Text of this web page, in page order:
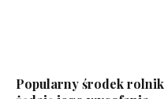
Popularny środek